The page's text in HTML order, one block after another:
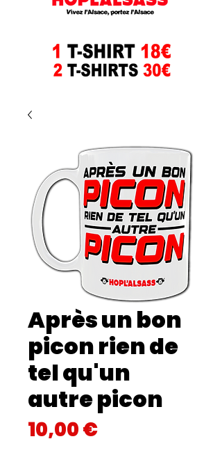
Après un bon
picon rien de
tel qu'un
autre picon
10,00 €Prix